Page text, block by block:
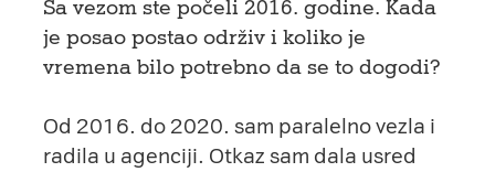
Sa vezom ste počeli 2016. godine. Kada
je posao postao održiv i koliko je
vremena bilo potrebno da se to dogodi?
Od 2016. do 2020. sam paralelno vezla i
radila u agenciji. Otkaz sam dala usred